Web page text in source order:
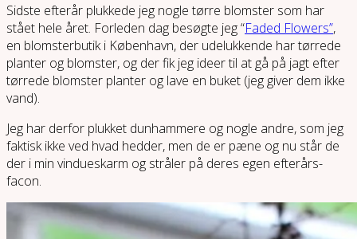
Sidste efterår plukkede jeg nogle tørre blomster som har
stået hele året. Forleden dag besøgte jeg “Faded Flowers”,
en blomsterbutik i København, der udelukkende har tørrede
planter og blomster, og der fik jeg ideer til at gå på jagt efter
tørrede blomster planter og lave en buket (jeg giver dem ikke
vand).
Jeg har derfor plukket dunhammere og nogle andre, som jeg
faktisk ikke ved hvad hedder, men de er pæne og nu står de
der i min vindueskarm og stråler på deres egen efterårs-
facon.